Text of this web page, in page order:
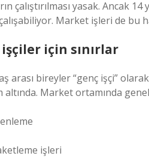
çalıştırılması yasak. Ancak
Market işleri de
işçiler için sınırlar
arası bireyler “genç işçi”
altında. Market ortamında
işleri